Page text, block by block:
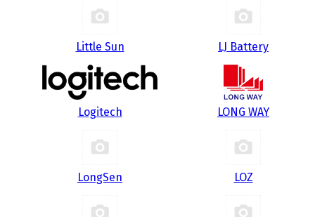
Little Sun LJ Battery
Logitech LONG WAY
LongSen LOZ